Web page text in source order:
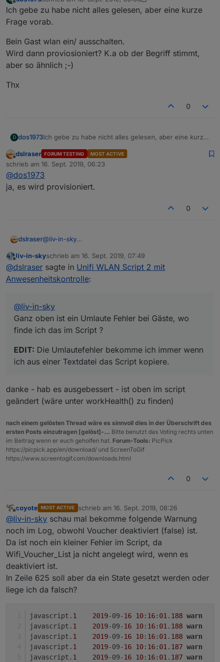
Offline zuletzt editiert von dos1973
Ich gebe zu habe nicht alles gelesen, aber eine kurze
Frage vorab.
Bein Gast wlan ein/ ausschalten.
Wird dann proviosioniert? K.a ob der Begriff stimmt,
aber so ähnlich ;-)
Thx
0
D dos1973Ich gebe zu habe nicht alles gelesen, aber eine kurze
Bein Gast wlan ein/ ausschalten.
Wird dann proviosioniert? K.a ob der Begriff stimmt,
aber so ähnlich ;-)
Thx
Offline
dslraser FORUM TESTING MOST ACTIVE
schrieb am 16. Sept. 2019, 06:23
zuletzt editiert von
@dos1973
ja, es wird provisioniert.
0
dslraser@liv-in-sky
ich das im Script ?
EDIT:Die Umlautefehler bekomme ich immer wenn ich
aus einer Textdatei das Script kopiere.
Offline
liv-in-skyschrieb am 16. Sept. 2019, 07:49
zuletzt editiert von
@dslraser sagte in Unifi WLAN Script 2 mit
Anwesenheitskontrolle:
@liv-in-sky
Ganz oben ist ein Umlaute Fehler bei Gäste, wo
finde ich das im Script ?
EDIT: Die Umlautefehler bekomme ich immer wenn
ich aus einer Textdatei das Script kopiere.
danke - hab es ausgebessert - ist oben im script
geändert (wäre unter workHealth() zu finden)
nach einem gelösten Thread wäre es sinnvoll dies in der Überschrift des
ersten Posts einzutragen [gelöst]-... Bitte benutzt das Voting rechts unten
im Beitrag wenn er euch geholfen hat. Forum-Tools: PicPick
https://picpick.app/en/download/ und ScreenToGif
https://www.screentogif.com/downloads.html
0
Offline
coyote MOST ACTIVE schrieb am 16. Sept. 2019, 08:26
zuletzt editiert von
@liv-in-sky schau mal bekomme folgende Warnung
noch im Log, obwohl Voucher deaktiviert (false) ist.
Da ist noch ein kleiner Fehler im Script, da
Wifi_Voucher_List ja nicht angelegt wird, wenn es
deaktiviert ist.
In Zeile 625 soll aber da ein State gesetzt werden oder
liege ich da falsch?
javascript. 1 2019-09-16 10: 16: 01. 188 warn
javascript. 1 2019-09-16 10: 16: 01. 188 warn
javascript. 1 2019-09-16 10: 16: 01. 188 warn
javascript. 1 2019-09-16 10: 16: 01. 187 warn
javascript. 1 2019-09-16 10: 16: 01. 187 warn